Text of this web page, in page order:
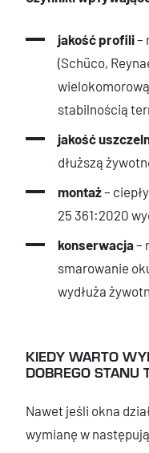
jakość profili–
(Schüco,
stabilnością
jakość
dłuższą
montaż–
25 361:2020
konserwacja–
smarowanie
wydłuża
KIEDY WARTO
DOBREGO STANU
Nawet jeśli okna
wymianę w